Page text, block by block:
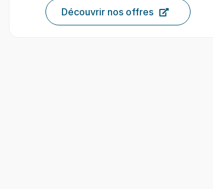
Découvrir nos offres